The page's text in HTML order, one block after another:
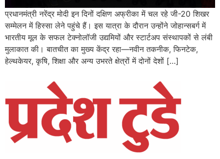
प्रधानमंत्री नरेंद्र मोदी इन दिनों दक्षिण अफ्रीका में चल रहे जी-20 शिखर
सम्मेलन में हिस्सा लेने पहुंचे हैं। इस यात्रा के दौरान उन्होंने जोहान्सबर्ग में
भारतीय मूल के सफल टेक्नोलॉजी उद्यमियों और स्टार्टअप संस्थापकों से लंबी
मुलाकात की। बातचीत का मुख्य केंद्र रहा—नवीन तकनीक, फिनटेक,
हेल्थकेयर, कृषि, शिक्षा और अन्य उभरते क्षेत्रों में दोनों देशों […]